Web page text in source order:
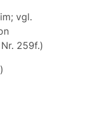
vgl.
259f.)